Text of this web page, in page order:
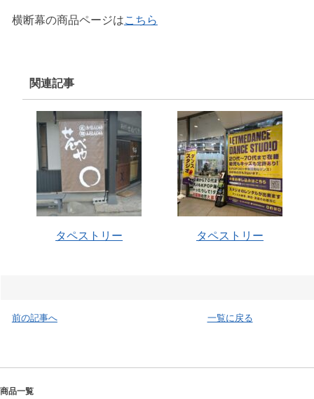
横断幕の商品ページはこちら
関連記事
タペストリー タペストリー
前の記事へ 一覧に戻る
商品一覧